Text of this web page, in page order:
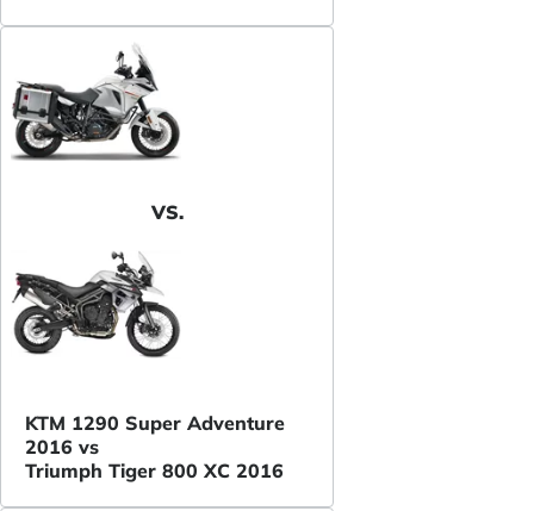
VS.
KTM 1290 Super Adventure
2016 vs
Triumph Tiger 800 XC 2016